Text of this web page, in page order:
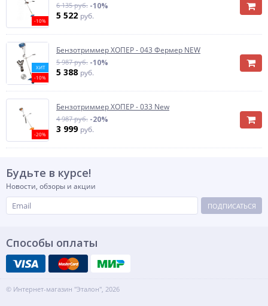
-10%
6 135 руб. -10%
5 522 руб.
ХИТ
-10%
Бензотриммер ХОПЕР - 043 Фермер NEW
5 987 руб. -10%
5 388 руб.
-20%
Бензотриммер ХОПЕР - 033 New
4 987 руб. -20%
3 999 руб.
Будьте в курсе!
Новости, обзоры и акции
ПОДПИСАТЬСЯ
Способы оплаты
© Интернет-магазин "Эталон", 2026